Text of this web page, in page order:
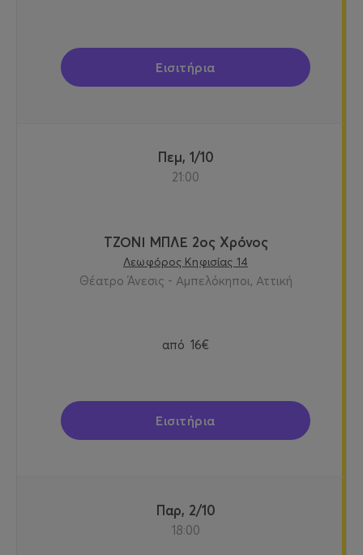
Εισιτήρια
Πεμ, 1/10
21:00
ΤΖΟΝΙ ΜΠΛΕ 2ος Χρόνος
Λεωφόρος Κηφισίας 14
Θέατρο Άνεσις - Αμπελόκηποι, Αττική
από 16€
Εισιτήρια
Παρ, 2/10
18:00